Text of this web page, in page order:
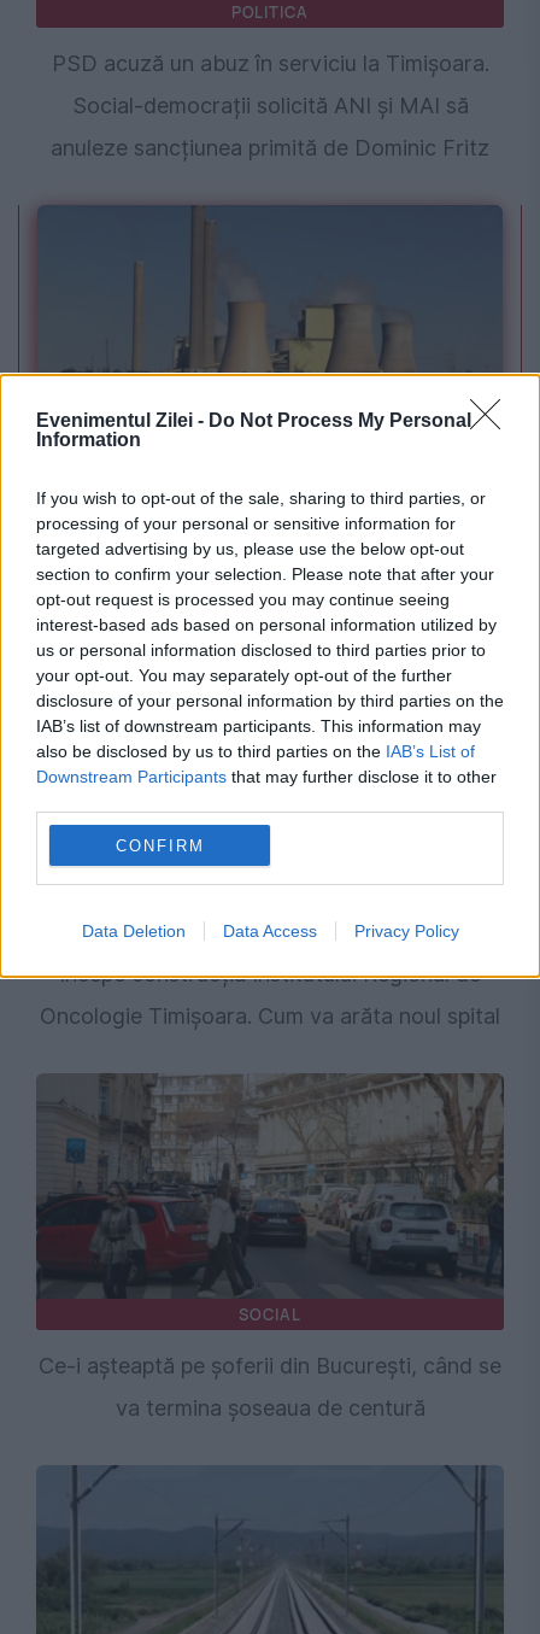
Evenimentul Zilei - Do Not Process My Personal
Information
If you wish to opt-out of the sale, sharing to third parties, or
processing of your personal or sensitive information for
targeted advertising by us, please use the below opt-out
section to confirm your selection. Please note that after your
opt-out request is processed you may continue seeing
interest-based ads based on personal information utilized by
us or personal information disclosed to third parties prior to
your opt-out. You may separately opt-out of the further
disclosure of your personal information by third parties on the
IAB’s list of downstream participants. This information may
also be disclosed by us to third parties on the IAB’s List of
Downstream Participants that may further disclose it to other
CONFIRM
Data Deletion Data Access Privacy Policy
POLITICA
PSD acuză un abuz în serviciu la Timișoara.
Social-democrații solicită ANI și MAI să
anuleze sancțiunea primită de Dominic Fritz
PSD cere activarea mecanismului european
de urgență pentru energie și susține
menținerea centralelor pe cărbune. Critici la
adresa lui Bolojan
SOCIAL
Începe construcția Institutului Regional de
Oncologie Timișoara. Cum va arăta noul spital
SOCIAL
Ce-i așteaptă pe șoferii din București, când se
va termina șoseaua de centură